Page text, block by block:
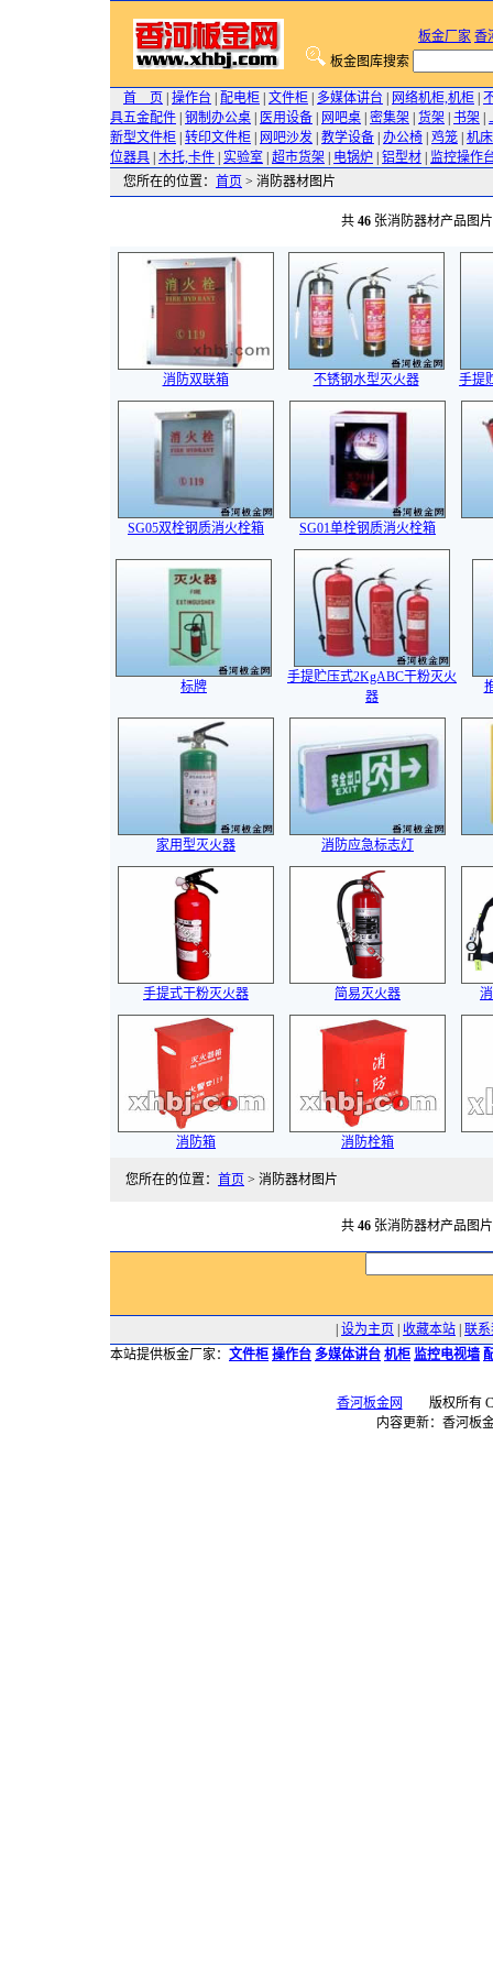
板金厂家 香
板金图库搜索
首 页 操作台 配电柜 文件柜 多媒体讲台 网络机柜,机柜
具五金配件 钢制办公桌 医用设备 网吧桌 密集架 货架 书架
新型文件柜 转印文件柜 网吧沙发 教学设备 办公椅 鸡笼 机
位器具 木托,卡件 实验室 超市货架 电锅炉 铝型材
监控操作
您所在的位置： 首页 > 消防器材图片
共 46 张消防器材产品图
消防双联箱 不锈钢水型灭火器 手提
SG05双栓钢质消火栓箱 SG01单栓钢质消火栓箱
标牌
手提贮压式2KgABC干粉灭火
器
家用型灭火器 消防应急标志灯
手提式干粉灭火器 简易灭火器
消防箱 消防栓箱
您所在的位置： 首页 > 消防器材图片
共 46 张消防器材产品图
设为主页 收藏本站 联
本站提供板金厂家： 文件柜 操作台 多媒体讲台 机柜 监控电视墙
香河板金网
版权所有
内容更新：香河板